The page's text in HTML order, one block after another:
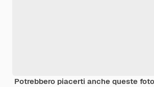
Potrebbero piacerti anche queste